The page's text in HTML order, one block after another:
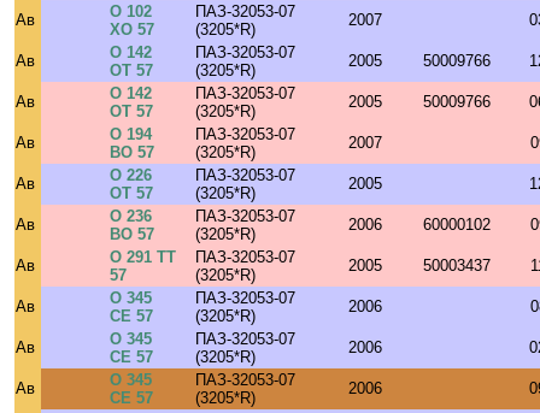
Ав
О 102
ХО 57
ПАЗ-32053-07
(3205*R)
2007
Ав
О 142
ОТ 57
ПАЗ-32053-07
(3205*R)
2005 50009766
Ав
О 142
ОТ 57
ПАЗ-32053-07
(3205*R)
2005 50009766
Ав
О 194
ВО 57
ПАЗ-32053-07
(3205*R)
2007
Ав
О 226
ОТ 57
ПАЗ-32053-07
(3205*R)
2005
Ав
О 236
ВО 57
ПАЗ-32053-07
(3205*R)
2006 60000102
Ав
О 291 ТТ
57
ПАЗ-32053-07
(3205*R)
2005 50003437
Ав
О 345
СЕ 57
ПАЗ-32053-07
(3205*R)
2006
Ав
О 345
СЕ 57
ПАЗ-32053-07
(3205*R)
2006
Ав
О 345
СЕ 57
ПАЗ-32053-07
(3205*R)
2006